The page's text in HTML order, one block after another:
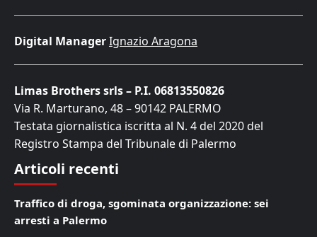
Digital ManagerIgnazio Aragona
Limas Brothers srls – P.I. 06813550826
Via R. Marturano, 48 – 90142 PALERMO
Testata giornalistica iscritta al N. 4 del 2020 del
Registro Stampa del Tribunale di Palermo
Articoli recenti
Traffico di droga, sgominata organizzazione: sei
arresti a Palermo